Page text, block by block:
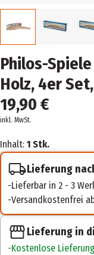
Philos-
Holz, 4er
19,90 €
inkl. MwSt.
Inhalt: 1 Stk.
Lieferung
Lieferbar in 2 - 3
Versandkostenfrei
Lieferung in
Kostenlose Lieferung